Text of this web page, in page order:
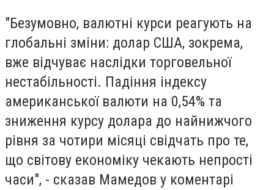
"Безумовно, валютні курси реагують на
глобальні зміни: долар США, зокрема,
вже відчуває наслідки торговельної
нестабільності. Падіння індексу
американської валюти на 0,54% та
зниження курсу долара до найнижчого
рівня за чотири місяці свідчать про те,
що світову економіку чекають непрості
часи", - сказав Мамедов у коментарі